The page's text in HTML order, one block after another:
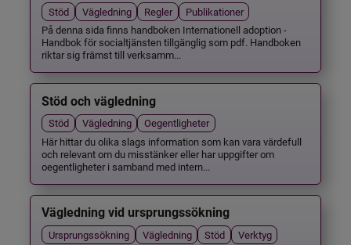
Stöd Vägledning Regler
Publikationer
På denna sida finns handboken Internationell adoption -
Handbok för socialtjänsten tillgänglig som pdf. Handboken
riktar sig främst till verksamm...
Stöd och vägledning
Stöd Vägledning
Oegentligheter
Här hittar du olika slags information som kan vara värdefull
och relevant om du misstänker eller har uppgifter om
oegentligheter i samband med intern...
Vägledning vid ursprungssökning
Ursprungssökning Vägledning Stöd
Verktyg